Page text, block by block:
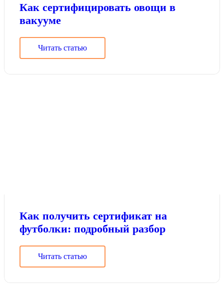
Как сертифицировать овощи в
вакууме
Читать статью
Как получить сертификат на
футболки: подробный разбор
Читать статью